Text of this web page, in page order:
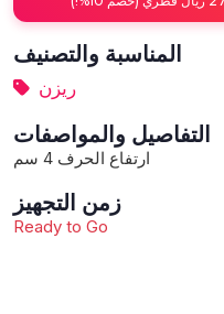
المناسبة والتصنيف
ريزن
التفاصيل والمواصفات
ارتفاع الحرف 4 سم
زمن التجهيز
Ready to Go